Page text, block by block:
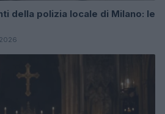
della polizia locale di Milano: le